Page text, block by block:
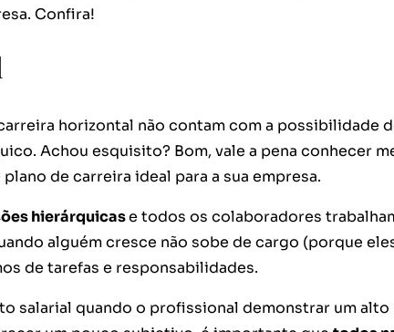
Confira!
horizontal não contam com a possibilidade
Achou esquisito? Bom, vale a pena conhecer
de carreira ideal para a sua empresa.
hierárquicase todos os colaboradores
alguém cresce não sobe de cargo (porque
de tarefas e responsabilidades.
salarial quando o profissional demonstrar um alto